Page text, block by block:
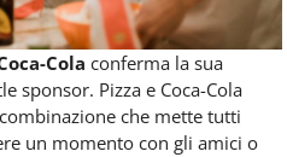
Cola conferma la sua
sponsor. Pizza e Coca-Cola
che mette tutti
un momento con gli amici o